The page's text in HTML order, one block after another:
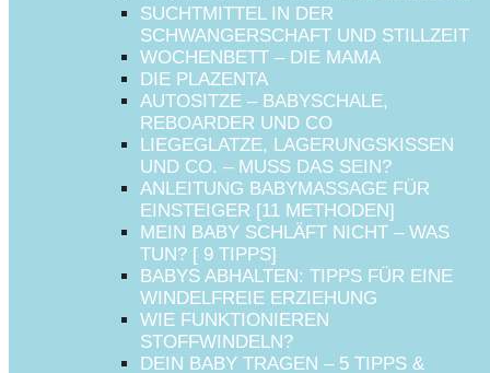
SUCHTMITTEL IN DER
SCHWANGERSCHAFT UND STILLZEIT
WOCHENBETT – DIE MAMA
DIE PLAZENTA
AUTOSITZE – BABYSCHALE,
REBOARDER UND CO
LIEGEGLATZE, LAGERUNGSKISSEN
UND CO. – MUSS DAS SEIN?
ANLEITUNG BABYMASSAGE FÜR
EINSTEIGER [11 METHODEN]
MEIN BABY SCHLÄFT NICHT – WAS
TUN? [ 9 TIPPS]
BABYS ABHALTEN: TIPPS FÜR EINE
WINDELFREIE ERZIEHUNG
WIE FUNKTIONIEREN
STOFFWINDELN?
DEIN BABY TRAGEN – 5 TIPPS &
Desweiteren kann der Mensch sich über zwei Wege
indirekt mit dem Parasit anstecken.
1. Übertragung des Erregers über die Plazenta auf das
Ungeborene bei Erstinfektion der schwangeren Mutter
2. Parasitenübertragung durch Transplantation
Was kann ich tun, wenn ich
mich in der Schwangerschaft
mit Toxoplasmose infiziert habe
Du kannst zu Beginn deiner Schwangerschaft eine Titer
Bestimmung durchführen lassen, um herauszufinden, ob